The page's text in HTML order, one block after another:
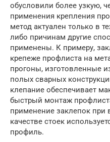
обусловили более узкую,
применения крепления
метод актуален только в
либо причинам другие
применены. К примеру,
крепеже профлиста на
прогоны, изготовленные
полых сварных
клепание обеспечивает
быстрый монтаж
применение заклепок при
качестве стоек
профиль.